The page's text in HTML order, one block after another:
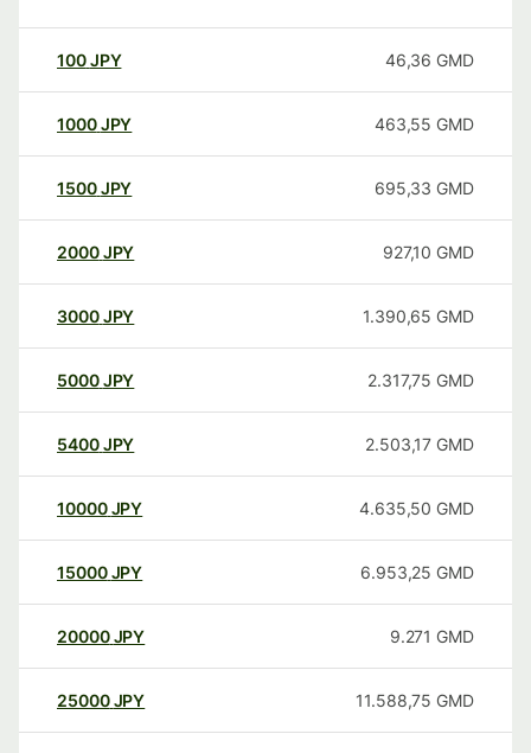
100JPY 46,36 GMD
1000JPY 463,55 GMD
1500JPY 695,33 GMD
2000JPY 927,10 GMD
3000JPY 1.390,65 GMD
5000JPY 2.317,75 GMD
5400JPY 2.503,17 GMD
10000 JPY 4.635,50 GMD
15000 JPY 6.953,25 GMD
20000 JPY 9.271 GMD
25000 JPY 11.588,75 GMD